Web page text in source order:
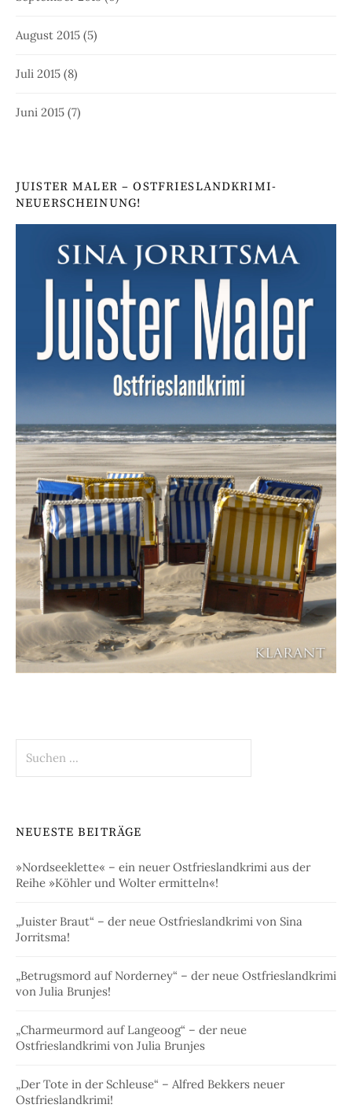
August 2015 (5)
Juli 2015 (8)
Juni 2015 (7)
JUISTER MALER – OSTFRIESLANDKRIMI-
NEUERSCHEINUNG!
nach:
NEUESTE BEITRÄGE
»Nordseeklette« – ein neuer Ostfrieslandkrimi aus der
Reihe »Köhler und Wolter ermitteln«!
„Juister Braut“ – der neue Ostfrieslandkrimi von Sina
Jorritsma!
„Betrugsmord auf Norderney“ – der neue Ostfrieslandkrimi
von Julia Brunjes!
„Charmeurmord auf Langeoog“ – der neue
Ostfrieslandkrimi von Julia Brunjes
„Der Tote in der Schleuse“ – Alfred Bekkers neuer
Ostfrieslandkrimi!